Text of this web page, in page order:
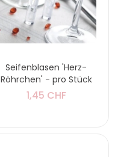
Seifenblasen 'Herz-
Röhrchen' - pro Stück
1,45 CHF